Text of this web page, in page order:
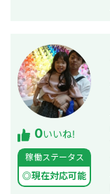
0いいね!
稼働ステータス
◎現在対応可能